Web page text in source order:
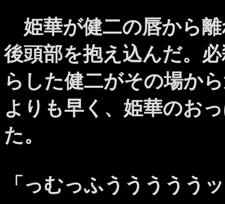
姫華が健二の唇から
後頭部を抱え込んだ。
らした健二がその場か
よりも早く、姫華のお
た。
「っむっふううううう